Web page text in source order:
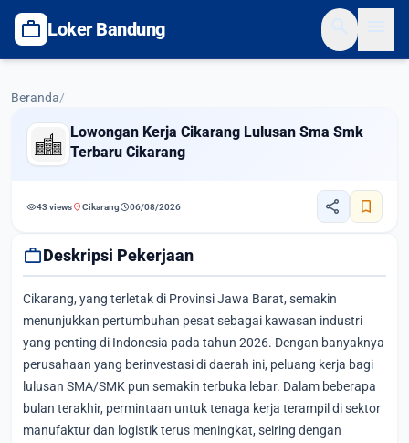
work Loker Bandung
Beranda/
Lowongan Kerja Cikarang Lulusan Sma Smk
Terbaru Cikarang
visibility43 viewslocation_onCikarangschedule06/08/2026 share bookmark
workDeskripsi Pekerjaan
Cikarang, yang terletak di Provinsi Jawa Barat, semakin
menunjukkan pertumbuhan pesat sebagai kawasan industri
yang penting di Indonesia pada tahun 2026. Dengan banyaknya
perusahaan yang berinvestasi di daerah ini, peluang kerja bagi
lulusan SMA/SMK pun semakin terbuka lebar. Dalam beberapa
bulan terakhir, permintaan untuk tenaga kerja terampil di sektor
manufaktur dan logistik terus meningkat, seiring dengan